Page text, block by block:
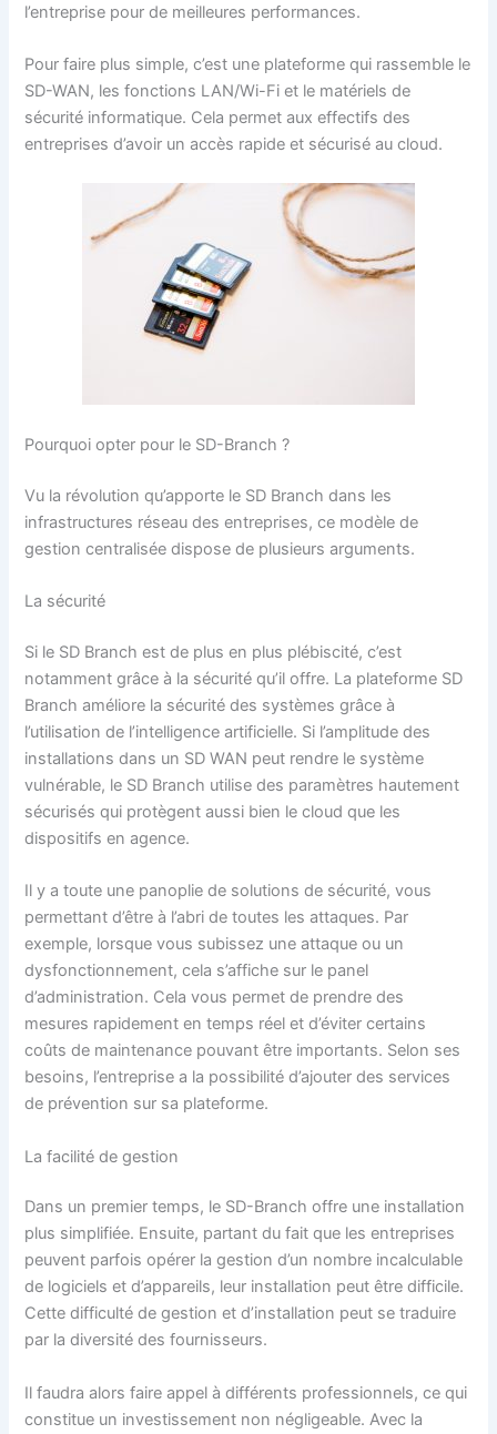
l’entreprise pour de meilleures performances.
Pour faire plus simple, c’est une plateforme qui rassemble le
SD-WAN, les fonctions LAN/Wi-Fi et le matériels de
sécurité informatique. Cela permet aux effectifs des
entreprises d’avoir un accès rapide et sécurisé au cloud.
Pourquoi opter pour le SD-Branch ?
Vu la révolution qu’apporte le SD Branch dans les
infrastructures réseau des entreprises, ce modèle de
gestion centralisée dispose de plusieurs arguments.
La sécurité
Si le SD Branch est de plus en plus plébiscité, c’est
notamment grâce à la sécurité qu’il offre. La plateforme SD
Branch améliore la sécurité des systèmes grâce à
l’utilisation de l’intelligence artificielle. Si l’amplitude des
installations dans un SD WAN peut rendre le système
vulnérable, le SD Branch utilise des paramètres hautement
sécurisés qui protègent aussi bien le cloud que les
dispositifs en agence.
Il y a toute une panoplie de solutions de sécurité, vous
permettant d’être à l’abri de toutes les attaques. Par
exemple, lorsque vous subissez une attaque ou un
dysfonctionnement, cela s’affiche sur le panel
d’administration. Cela vous permet de prendre des
mesures rapidement en temps réel et d’éviter certains
coûts de maintenance pouvant être importants. Selon ses
besoins, l’entreprise a la possibilité d’ajouter des services
de prévention sur sa plateforme.
La facilité de gestion
Dans un premier temps, le SD-Branch offre une installation
plus simplifiée. Ensuite, partant du fait que les entreprises
peuvent parfois opérer la gestion d’un nombre incalculable
de logiciels et d’appareils, leur installation peut être difficile.
Cette difficulté de gestion et d’installation peut se traduire
par la diversité des fournisseurs.
Il faudra alors faire appel à différents professionnels, ce qui
constitue un investissement non négligeable. Avec la